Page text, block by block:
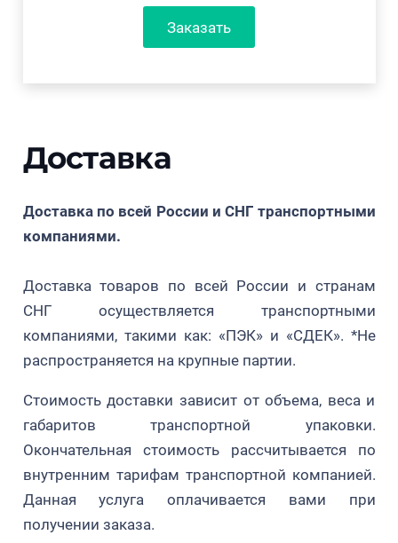
Плоды толерантно переносят жару, когда
температура регулярно превышает +30 ° C.
преимуществ: более крупные и сладкие плоды,
энергичный рост кустарника и высокая
лето. Кроме этого, стоит отметить, что
Разновидность хорошо себя чувствует в более
тёплых районах, тогда как сорт Дрейпер лучше
справляется с зимними холодами. Ягоды
транспортировке и могут быть использованы
для различных целей: от употребления в свежем
виде до переработки на джемы, соки и вина.
Заказать
Доставка
Доставка по всей России и СНГ транспортными
компаниями.
Доставка товаров по всей России и странам
СНГ осуществляется транспортными
компаниями, такими как: «ПЭК» и «СДЕК». *Не
распространяется на крупные партии.
Стоимость доставки зависит от объема, веса и
габаритов транспортной упаковки.
Окончательная стоимость рассчитывается по
внутренним тарифам транспортной компанией.
Данная услуга оплачивается вами при
получении заказа.